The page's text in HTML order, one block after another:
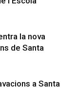
la nova
de Santa
a Santa